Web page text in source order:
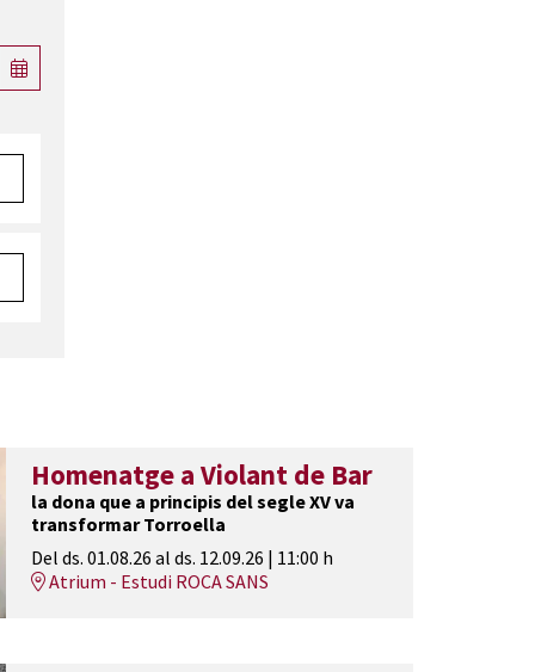
Homenatge a Violant de Bar
la dona que a principis del segle XV va
transformar Torroella
Del ds. 01.08.26 al ds. 12.09.26 | 11:00 h
Atrium - Estudi ROCA SANS